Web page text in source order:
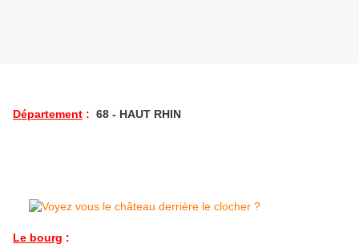
Département : 68 - HAUT RHIN
Le bourg :